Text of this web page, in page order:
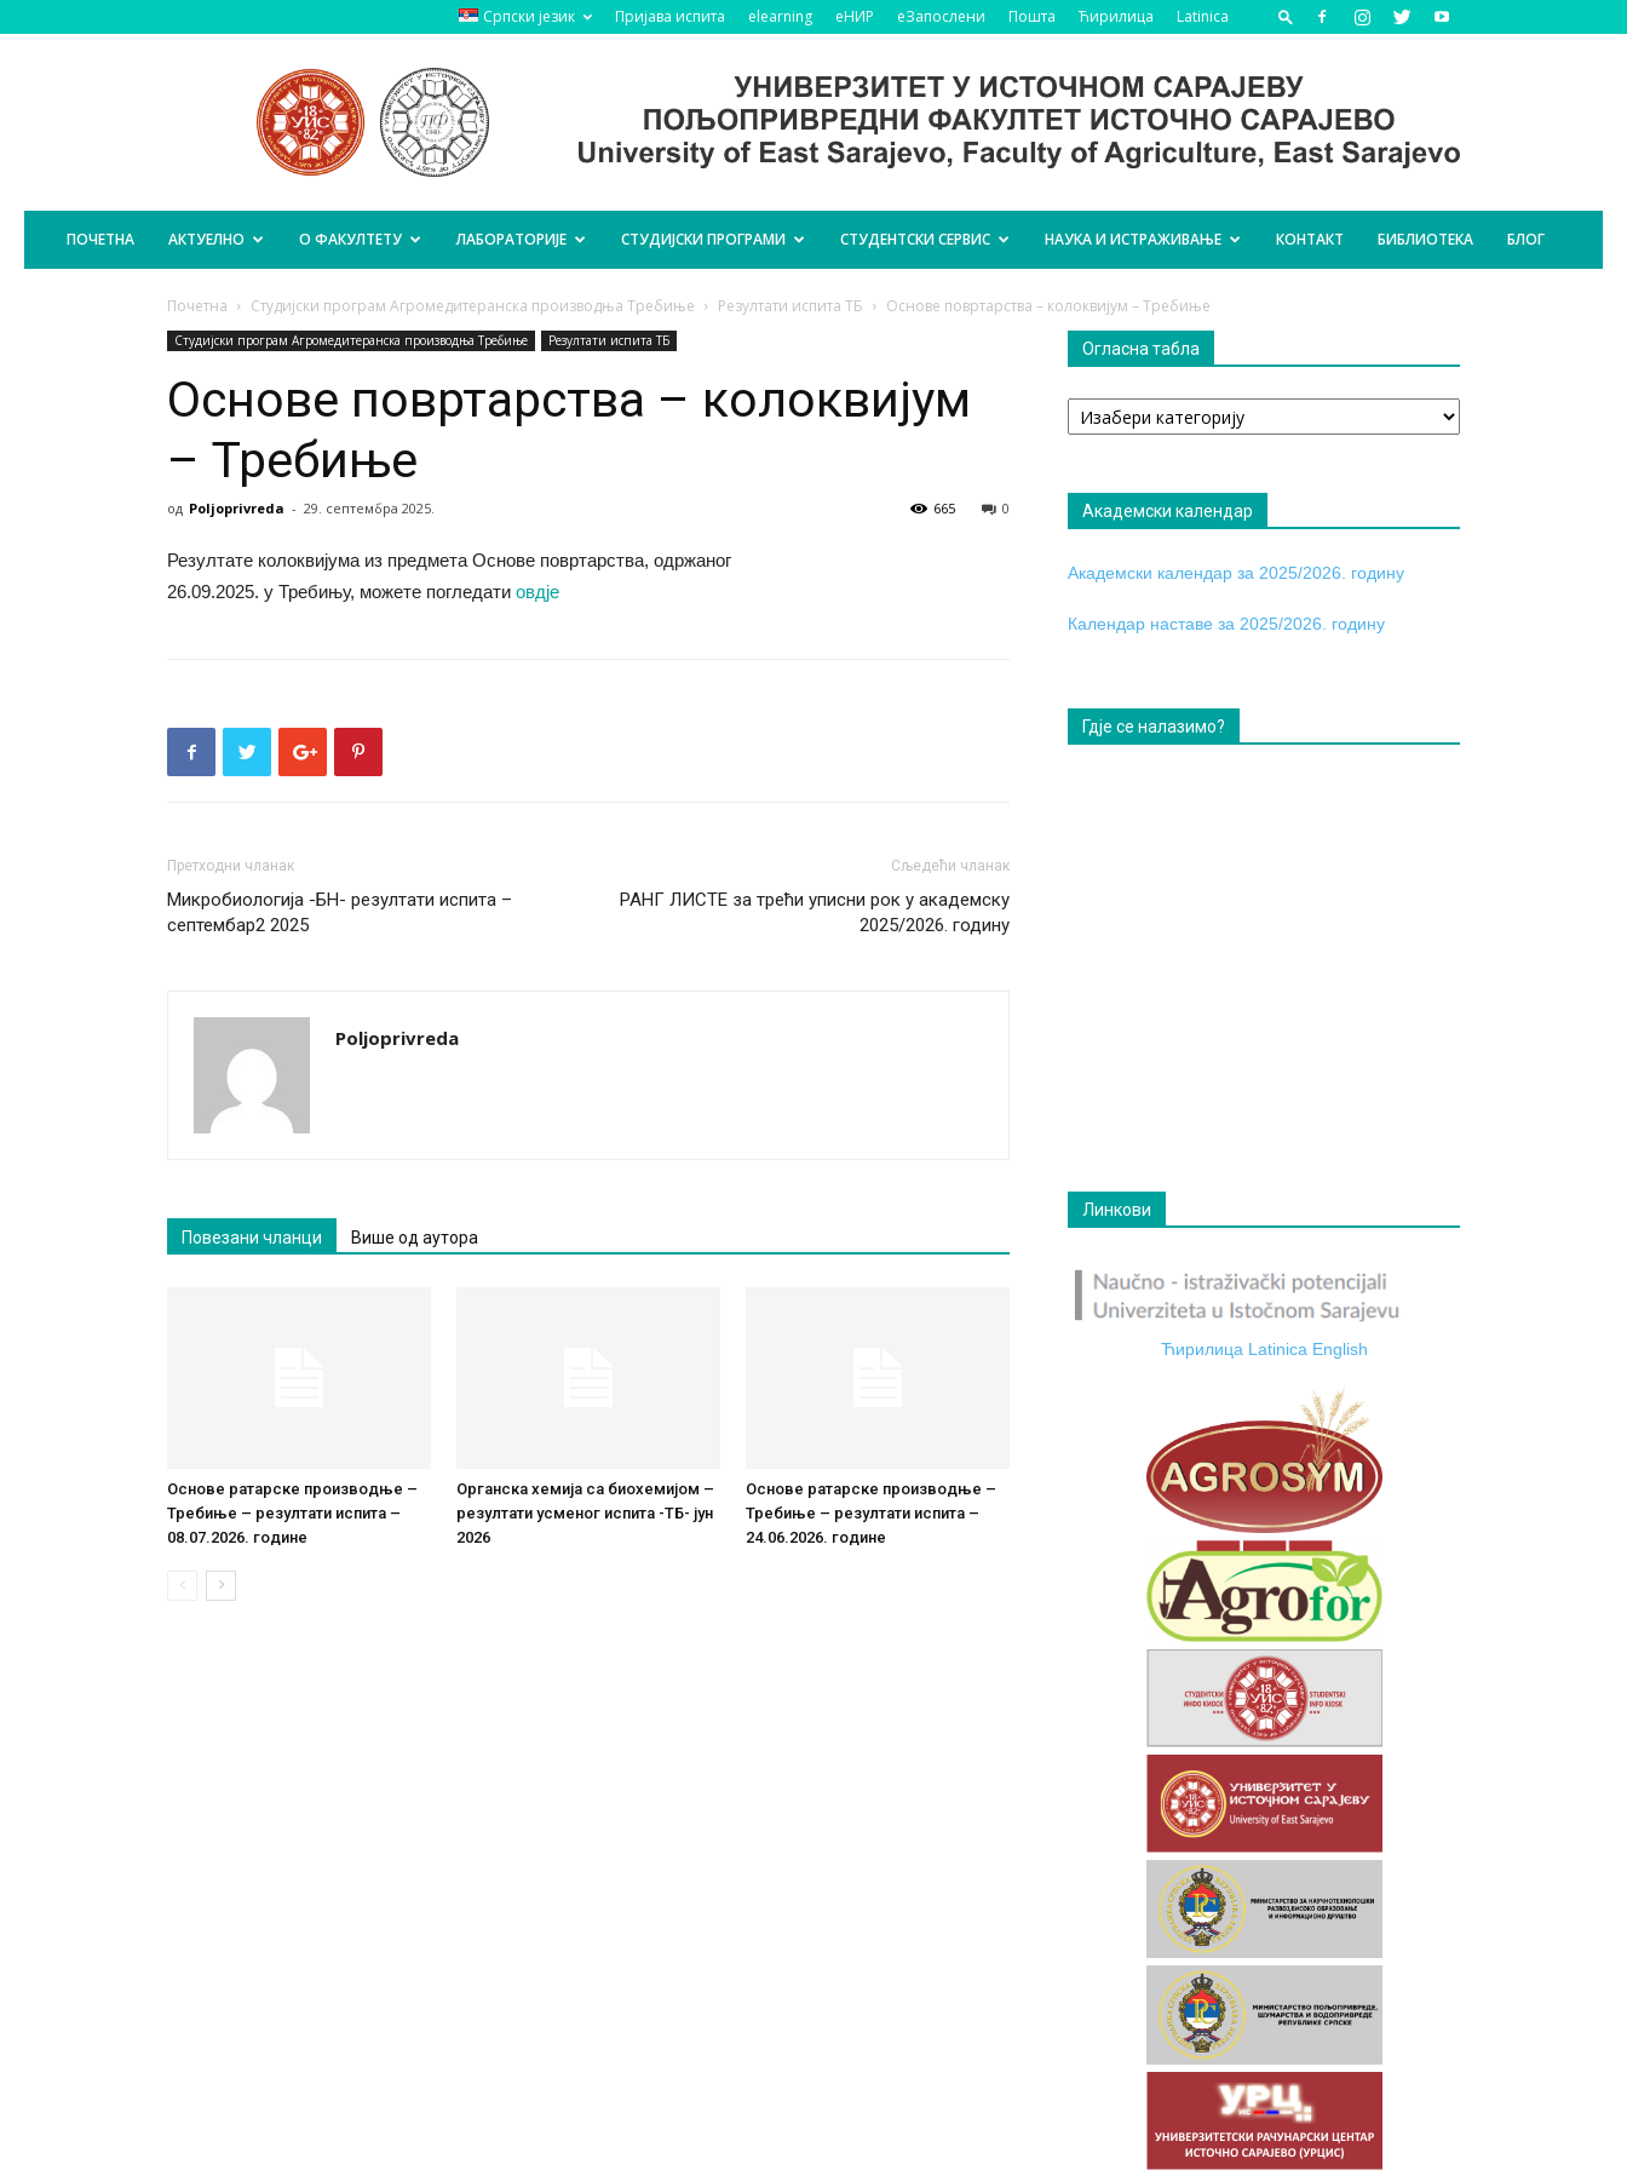
Српски језик Пријава испита elearning еНИР еЗапослени Пошта Ћирилица Latinica
Пољопривредни
Факултет
Источно
Сарајево
ПОЧЕТНА АКТУЕЛНО О ФАКУЛТЕТУ ЛАБОРАТОРИЈЕ СТУДИЈСКИ ПРОГРАМИ СТУДЕНТСКИ СЕРВИС НАУКА И ИСТРАЖИВАЊЕ КОНТАКТ БИБЛИОТЕКА БЛОГ
Почетна Студијски програм Агромедитеранска производња Требиње Резултати испита ТБ Основе повртарства – колоквијум – Требиње
Студијски програм Агромедитеранска производња Требиње Резултати испита ТБ
Основе повртарства – колоквијум
– Требиње
од Poljoprivreda - 29. септембра 2025. 0
665
Резултате колоквијума из предмета Основе повртарства, одржаног
26.09.2025. у Требињу, можете погледати овдје
Претходни чланак
Микробиологија -БН- резултати испита –
септембар2 2025
Сљедећи чланак
РАНГ ЛИСТЕ за трећи уписни рок у академску
2025/2026. годину
Poljoprivreda
Повезани чланци Више од аутора
Основе ратарске производње –
Требиње – резултати испита –
08.07.2026. године
Органска хемија са биохемијом –
резултати усменог испита -ТБ- јун
2026
Основе ратарске производње –
Требиње – резултати испита –
24.06.2026. године
Огласна табла
Огласна
табла
Академски календар
Академски календар за 2025/2026. годину
Календар наставе за 2025/2026. годину
Гдје се налазимо?
Линкови
Ћирилица Latinica English